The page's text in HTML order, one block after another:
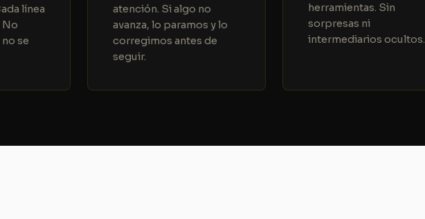
línea
se
atención. Si algo no
avanza, lo paramos y lo
corregimos antes de
seguir.
herramientas. Sin
sorpresas ni
intermediarios ocultos.